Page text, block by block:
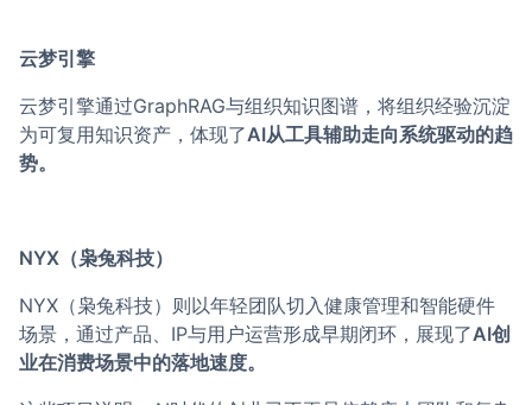
云梦引擎
云梦引擎通过GraphRAG与组织知识图谱，将组织经验沉淀
为可复用知识资产，体现了AI从工具辅助走向系统驱动的趋
势。
NYX（枭兔科技）
NYX（枭兔科技）则以年轻团队切入健康管理和智能硬件
场景，通过产品、IP与用户运营形成早期闭环，展现了AI创
业在消费场景中的落地速度。